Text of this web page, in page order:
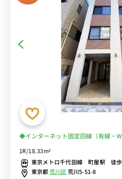
◆インターネット固定回線（有線・
バス･トイレ別/デスク＆チェア付き
1R/18.33m²
東京メトロ千代田線 町屋駅 徒
東京都荒川区荒川5-51-8